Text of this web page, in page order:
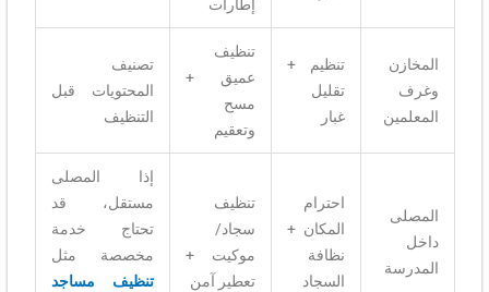
إطارات
المخازن
وغرف
المعلمين
تنظيم +
تقليل
غبار
تنظيف
عميق +
مسح
وتعقيم
تصنيف
المحتويات قبل
التنظيف
المصلى
داخل
المدرسة
احترام
المكان +
نظافة
السجاد
تنظيف
سجاد/
موكيت +
تعطير آمن
إذا المصلى
مستقل، قد
تحتاج خدمة
مخصصة مثل
تنظيف مساجد